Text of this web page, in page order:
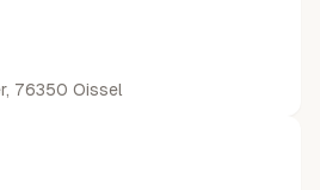
76350 Oissel